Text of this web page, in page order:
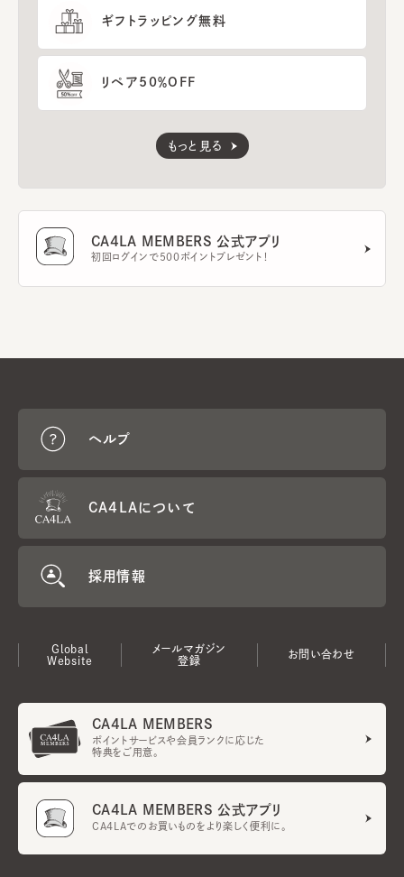
ギフトラッピング無料
リペア50％OFF
もっと見る
CA4LA MEMBERS 公式アプリ
初回ログインで500ポイントプレゼント！
ヘルプ
CA4LAについて
採用情報
Global
Website
メールマガジン
登録
お問い合わせ
CA4LA MEMBERS
ポイントサービスや会員ランクに応じた
特典をご用意。
CA4LA MEMBERS 公式アプリ
CA4LAでのお買いものをより楽しく便利に。